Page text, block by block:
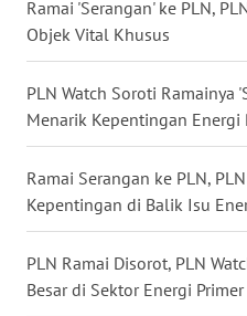
Ramai 'Serangan' ke PLN,
Objek Vital Khusus
PLN Watch Soroti Ramainya
Menarik Kepentingan Energi
Ramai Serangan ke PLN,
Kepentingan di Balik Isu
PLN Ramai Disorot, PLN
Besar di Sektor Energi Primer
WN
GORONTALO
WN
SULUT
WN
MALUKU
WN
MALUT